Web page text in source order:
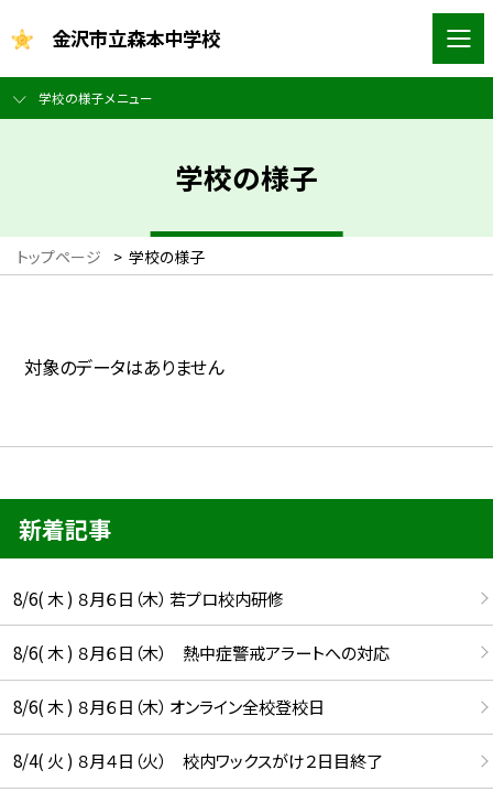
金沢市立森本中学校
学校の様子メニュー
学校の様子
トップページ > 学校の様子
対象のデータはありません
新着記事
8/6( 木 ) ８月６日（木） 若プロ校内研修
8/6( 木 ) ８月６日（木） 熱中症警戒アラートへの対応
8/6( 木 ) ８月６日（木） オンライン全校登校日
8/4( 火 ) ８月４日（火） 校内ワックスがけ２日目終了